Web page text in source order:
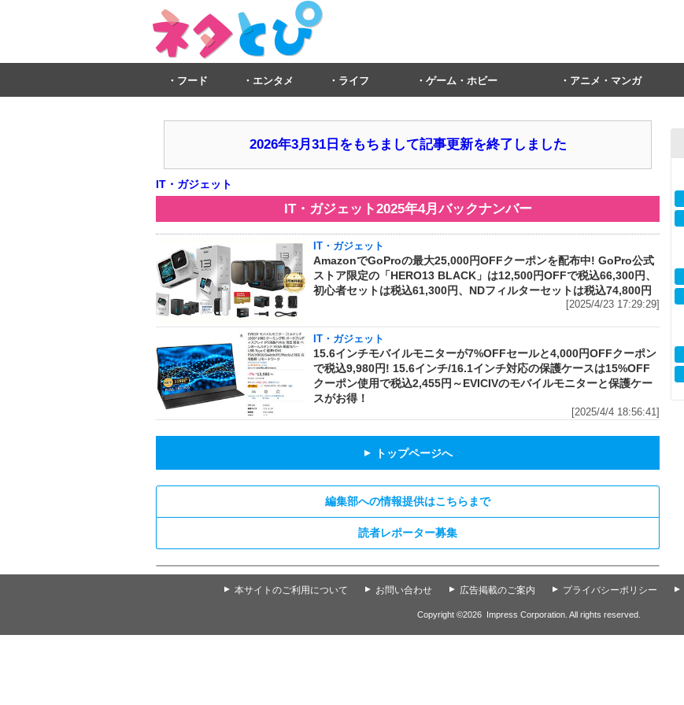
フード エンタメ ライフ ゲーム・ホビー アニメ・マンガ
2026年3月31日をもちまして記事更新を終了しました
IT・ガジェット
IT・ガジェット2025年4月バックナンバー
IT・ガジェット
AmazonでGoProの最大25,000円OFFクーポンを配布中! GoPro公式
ストア限定の「HERO13 BLACK」は12,500円OFFで税込66,300円、
初心者セットは税込61,300円、NDフィルターセットは税込74,800円
[2025/4/23 17:29:29]
IT・ガジェット
15.6インチモバイルモニターが7%OFFセールと4,000円OFFクーポン
で税込9,980円! 15.6インチ/16.1インチ対応の保護ケースは15%OFF
クーポン使用で税込2,455円～EVICIVのモバイルモニターと保護ケー
スがお得！
[2025/4/4 18:56:41]
▲ トップページへ
編集部への情報提供はこちらまで
読者レポーター募集
▲ 本サイトのご利用について ▲ お問い合わせ ▲ 広告掲載のご案内 ▲ プライバシーポリシー ▲
Copyright ©2026 Impress Corporation. All rights reserved.